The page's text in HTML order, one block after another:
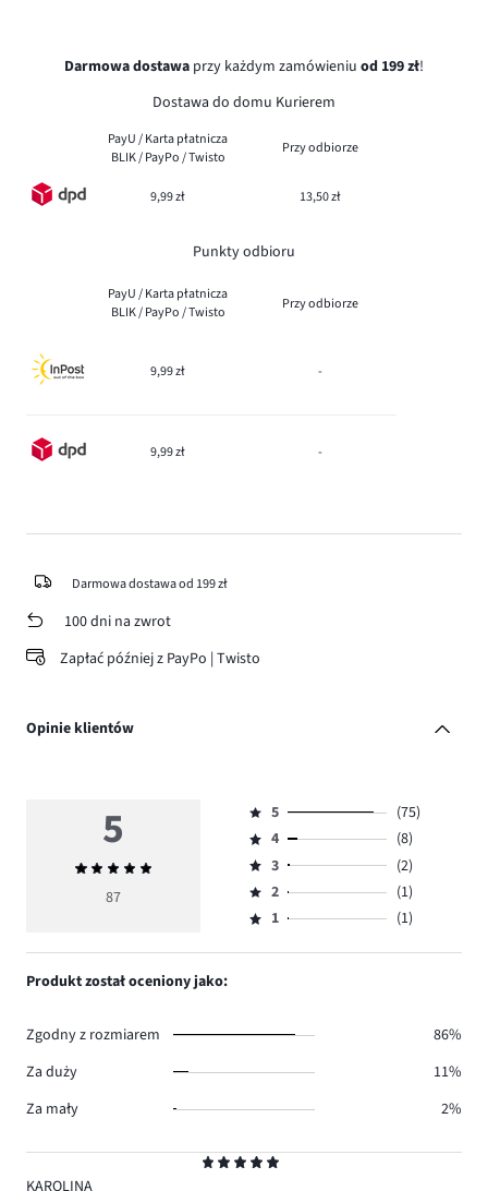
Darmowa dostawa przy każdym zamówieniu od 199 zł!
Dostawa do domu Kurierem
PayU / Karta płatnicza
BLIK / PayPo / Twisto
Przy odbiorze
9,99 zł 13,50 zł
Punkty odbioru
PayU / Karta płatnicza
BLIK / PayPo / Twisto
Przy odbiorze
9,99 zł -
9,99 zł -
Darmowa dostawa od 199 zł
100 dni na zwrot
Zapłać później z PayPo | Twisto
Opinie klientów
5
5
Średnia
ocena
87
Ocena
5,
ilość
głosów
75.
5
(75)
Ocena
4,
ilość
głosów
4
(8)
Ocena
3,
ilość
3
(2)
Ocena
2,
2
(1)
Ocena
1,
1 (1)
Produkt został oceniony jako:
Zgodny z rozmiarem
86%
Za duży
11%
Za mały
2%